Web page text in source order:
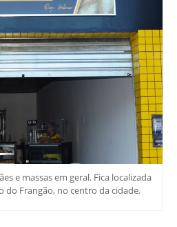
e massas em geral. Fica localizada
do Frangão, no centro da cidade.